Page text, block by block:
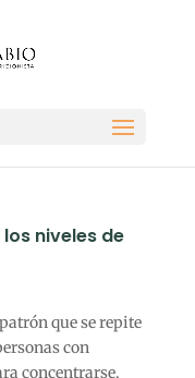
niveles de
que se repite
con
concentrarse,